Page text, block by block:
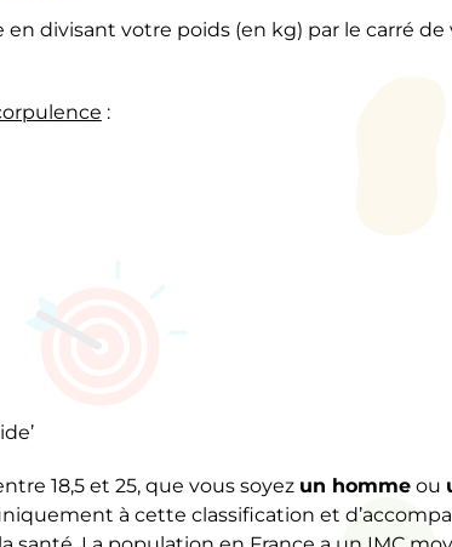
en divisant votre poids (en kg) par le carré
:
18,5 et 25, que vous soyez un hommeou
à cette classification et